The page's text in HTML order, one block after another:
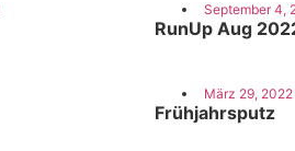
September 4,
RunUp Aug
März 29, 2022
Frühjahrsputz